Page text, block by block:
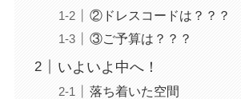
②ドレスコードは？？？
③ご予算は？？？
いよいよ中へ！
落ち着いた空間